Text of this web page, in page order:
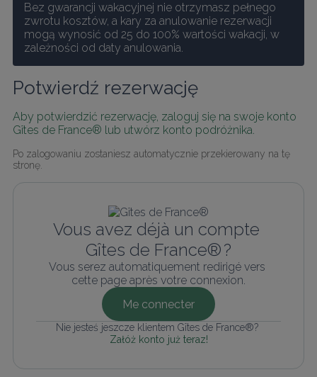
Bez gwarancji wakacyjnej nie otrzymasz pełnego
zwrotu kosztów, a kary za anulowanie rezerwacji
mogą wynosić od 25 do 100% wartości wakacji, w
zależności od daty anulowania.
Potwierdź rezerwację
Aby potwierdzić rezerwację, zaloguj się na swoje konto
Gîtes de France® lub utwórz konto podróżnika.
Po zalogowaniu zostaniesz automatycznie przekierowany na tę
stronę.
Vous avez déjà un compte
Gîtes de France® ?
Vous serez automatiquement redirigé vers
cette page après votre connexion.
Me connecter
Nie jesteś jeszcze klientem Gîtes de France®?
Załóż konto już teraz!